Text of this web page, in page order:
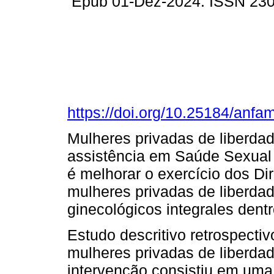
https://doi.org/10.25184/
Mulheres privadas de
assistência em Saúde
é melhorar o exercício dos
mulheres privadas de
ginecológicos integrales
Estudo descritivo
mulheres privadas de